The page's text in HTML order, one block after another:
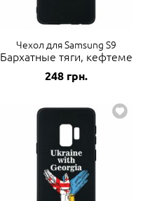
Чехол для Samsung S9
Бархатные тяги, кефтеме
248 грн.